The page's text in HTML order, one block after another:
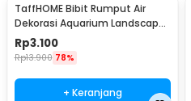
TaffHOME Bibit Rumput Air
Dekorasi Aquarium Landscape
Ornament 10g Lucky Clover -
H0027
Rp3.100
Rp13.900 78%
+ Keranjang